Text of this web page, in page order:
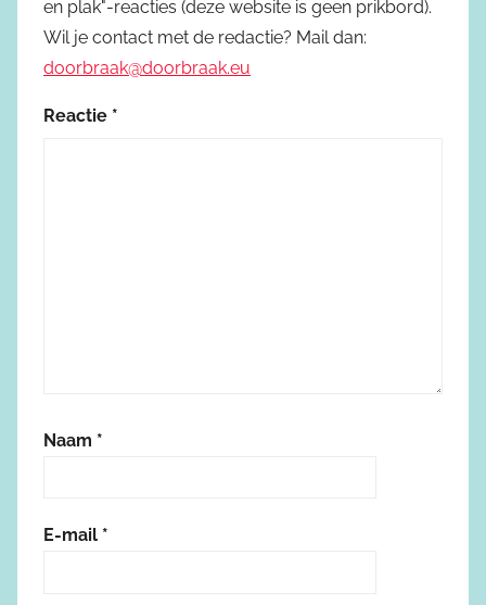
en plak"-reacties (deze website is geen prikbord).
Wil je contact met de redactie? Mail dan:
doorbraak@doorbraak.eu
Reactie *
Naam *
E-mail *